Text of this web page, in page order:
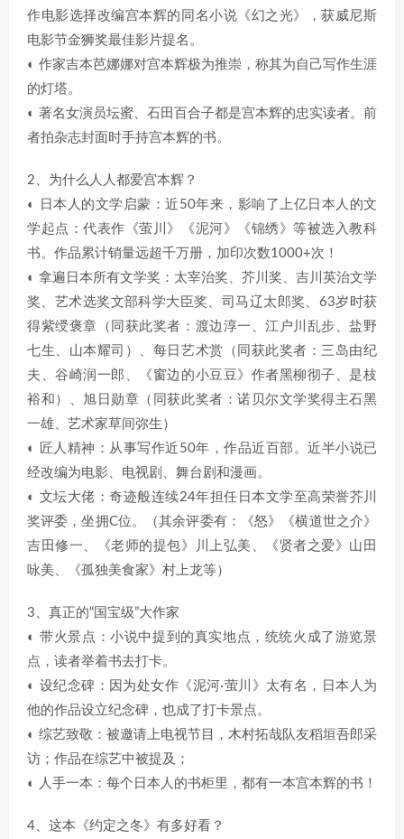
作电影选择改编宫本辉的同名小说《幻之光》，获威尼斯
电影节金狮奖最佳影片提名。
◐ 作家吉本芭娜娜对宫本辉极为推崇，称其为自己写作生涯
的灯塔。
◐ 著名女演员坛蜜、石田百合子都是宫本辉的忠实读者。前
者拍杂志封面时手持宫本辉的书。
2、为什么人人都爱宫本辉？
◐ 日本人的文学启蒙：近50年来，影响了上亿日本人的文
学起点：代表作《萤川》《泥河》《锦绣》等被选入教科
书。作品累计销量远超千万册，加印次数1000+次！
◐ 拿遍日本所有文学奖：太宰治奖、芥川奖、吉川英治文学
奖、艺术选奖文部科学大臣奖、司马辽太郎奖、63岁时获
得紫绶褒章（同获此奖者：渡边淳一、江户川乱步、盐野
七生、山本耀司）、每日艺术赏（同获此奖者：三岛由纪
夫、谷崎润一郎、《窗边的小豆豆》作者黑柳彻子、是枝
裕和）、旭日勋章（同获此奖者：诺贝尔文学奖得主石黑
一雄、艺术家草间弥生）
◐ 匠人精神：从事写作近50年，作品近百部。近半小说已
经改编为电影、电视剧、舞台剧和漫画。
◐ 文坛大佬：奇迹般连续24年担任日本文学至高荣誉芥川
奖评委，坐拥C位。（其余评委有：《怒》《横道世之介》
吉田修一、《老师的提包》川上弘美、《贤者之爱》山田
咏美、《孤独美食家》村上龙等）
3、真正的“国宝级”大作家
◐ 带火景点：小说中提到的真实地点，统统火成了游览景
点，读者举着书去打卡。
◐ 设纪念碑：因为处女作《泥河·萤川》太有名，日本人为
他的作品设立纪念碑，也成了打卡景点。
◐ 综艺致敬：被邀请上电视节目，木村拓哉队友稻垣吾郎采
访；作品在综艺中被提及；
◐ 人手一本：每个日本人的书柜里，都有一本宫本辉的书！
4、这本《约定之冬》有多好看？